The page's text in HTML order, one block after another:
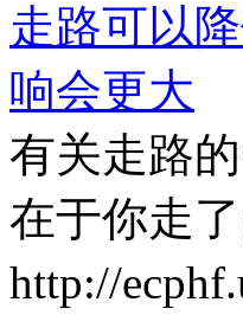
走路可以
响会更大
有关走路
在于你走
http://